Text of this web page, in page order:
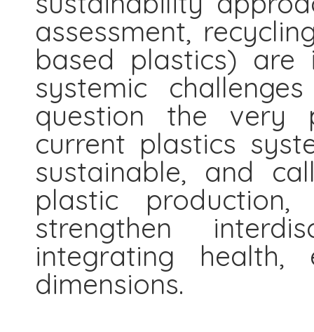
assessment,
based plastics) are
systemic
question the very
current plastics
sustainable, and
plastic
strengthen
integrating health,
dimensions.